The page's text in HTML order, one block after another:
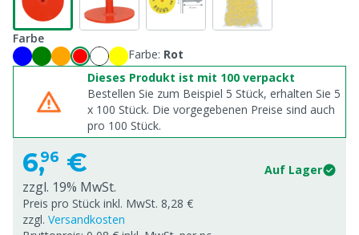
Farbe
Farbe: Rot
Dieses Produkt ist mit 100 verpackt
Bestellen Sie zum Beispiel 5 Stück, erhalten Sie 5
x 100 Stück. Die vorgegebenen Preise sind auch
pro 100 Stück.
6,96 € Auf Lager
zzgl. 19% MwSt.
Preis pro Stück inkl. MwSt. 8,28 €
zzgl. Versandkosten